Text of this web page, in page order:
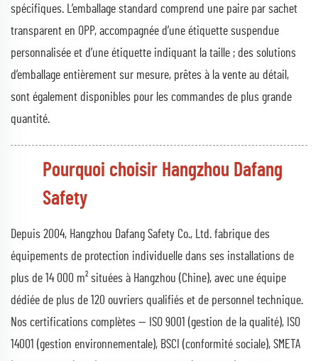
spécifiques. L’emballage standard comprend une paire par sachet
transparent en OPP, accompagnée d’une étiquette suspendue
personnalisée et d’une étiquette indiquant la taille ; des solutions
d’emballage entièrement sur mesure, prêtes à la vente au détail,
sont également disponibles pour les commandes de plus grande
quantité.
Pourquoi choisir Hangzhou Dafang
Safety
Depuis 2004, Hangzhou Dafang Safety Co., Ltd. fabrique des
équipements de protection individuelle dans ses installations de
plus de 14 000 m² situées à Hangzhou (Chine), avec une équipe
dédiée de plus de 120 ouvriers qualifiés et de personnel technique.
Nos certifications complètes — ISO 9001 (gestion de la qualité), ISO
14001 (gestion environnementale), BSCI (conformité sociale), SMETA